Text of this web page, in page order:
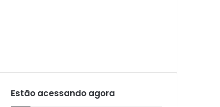
Azamerica S1006
Azamerica S1006 Plus
Estão acessando agora